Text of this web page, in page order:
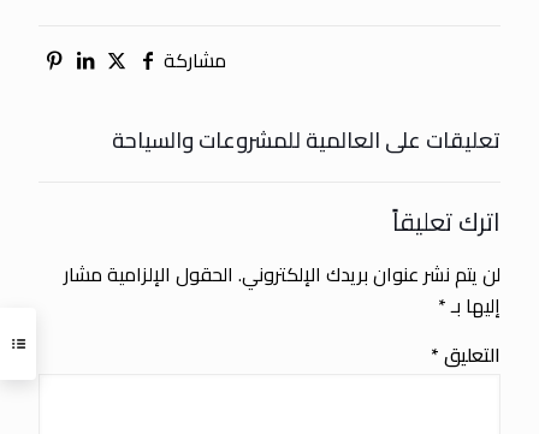
مشاركة
تعليقات على العالمية للمشروعات والسياحة
اترك تعليقاً
لن يتم نشر عنوان بريدك الإلكتروني. الحقول الإلزامية مشار
إليها بـ*
التعليق*